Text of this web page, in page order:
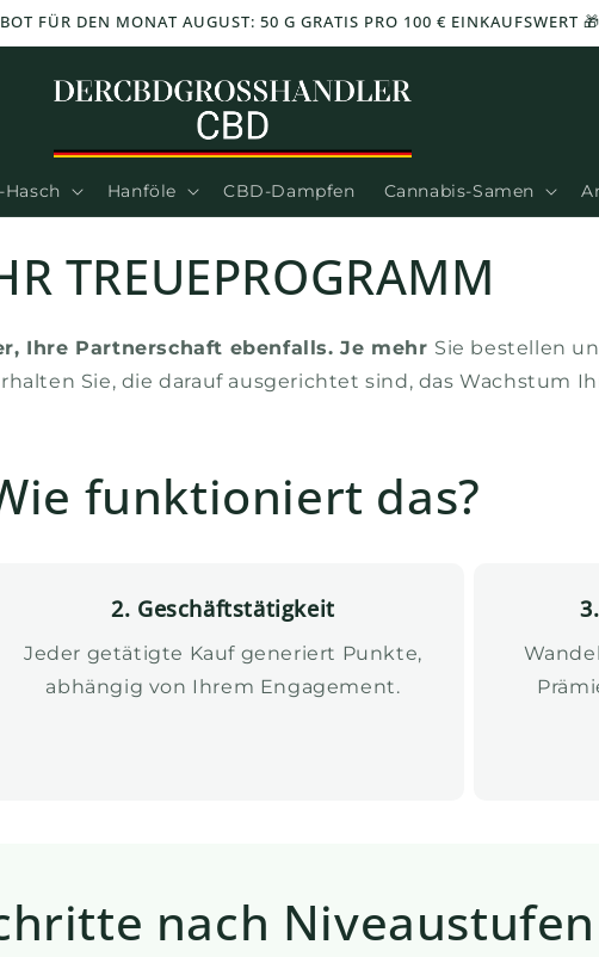
FÜR DEN MONAT AUGUST: 50 G GRATIS PRO 100 € EINKAUFSWERT 🎁
Hasch Hanföle CBD-Dampfen Cannabis-Samen
TREUEPROGRAMM
Ihre Partnerschaft ebenfalls. Je mehr Sie bestellen
Sie, die darauf ausgerichtet sind, das Wachstum
funktioniert das?
2. Geschäftstätigkeit
Jeder getätigte Kauf generiert Punkte,
abhängig von Ihrem Engagement.
nach Niveaustufen